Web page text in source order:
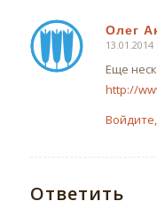
Олег
13.01.2014
Еще
http://
Ответить